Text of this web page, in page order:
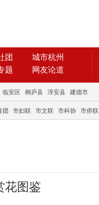
团
城市杭州
题 网友论道
临安区 桐庐县 淳安县 建德市
团 市妇联 市文联 市科协 市侨联
花图鉴